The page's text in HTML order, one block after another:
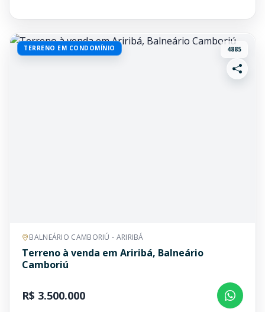
TERRENO EM CONDOMÍNIO 4885
BALNEÁRIO CAMBORIÚ - ARIRIBÁ
Terreno à venda em Ariribá, Balneário
Camboriú
R$ 3.500.000